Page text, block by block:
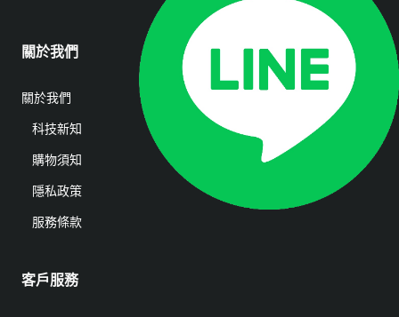
關於我們
關於我們
科技新知
購物須知
隱私政策
服務條款
會員帳戶
訂單查詢
客戶服務